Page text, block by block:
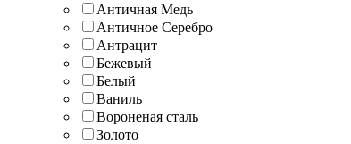
Античная Медь
Античное Серебро
Антрацит
Бежевый
Белый
Ваниль
Вороненая сталь
Золото